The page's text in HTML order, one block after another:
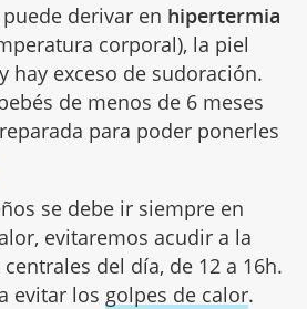
derivar en hipertermia
corporal), la piel
hay exceso de sudoración.
de menos de 6 meses
para poder ponerles
se debe ir siempre en
evitaremos acudir a la
del día, de 12 a 16h.
evitar los golpes de calor.